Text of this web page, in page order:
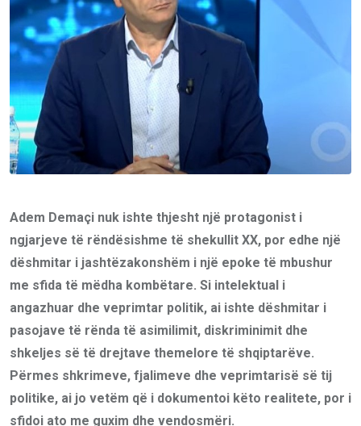
Adem Demaçi nuk ishte thjesht një protagonist i
ngjarjeve të rëndësishme të shekullit XX, por edhe një
dëshmitar i jashtëzakonshëm i një epoke të mbushur
me sfida të mëdha kombëtare. Si intelektual i
angazhuar dhe veprimtar politik, ai ishte dëshmitar i
pasojave të rënda të asimilimit, diskriminimit dhe
shkeljes së të drejtave themelore të shqiptarëve.
Përmes shkrimeve, fjalimeve dhe veprimtarisë së tij
politike, ai jo vetëm që i dokumentoi këto realitete, por i
sfidoi ato me guxim dhe vendosmëri.